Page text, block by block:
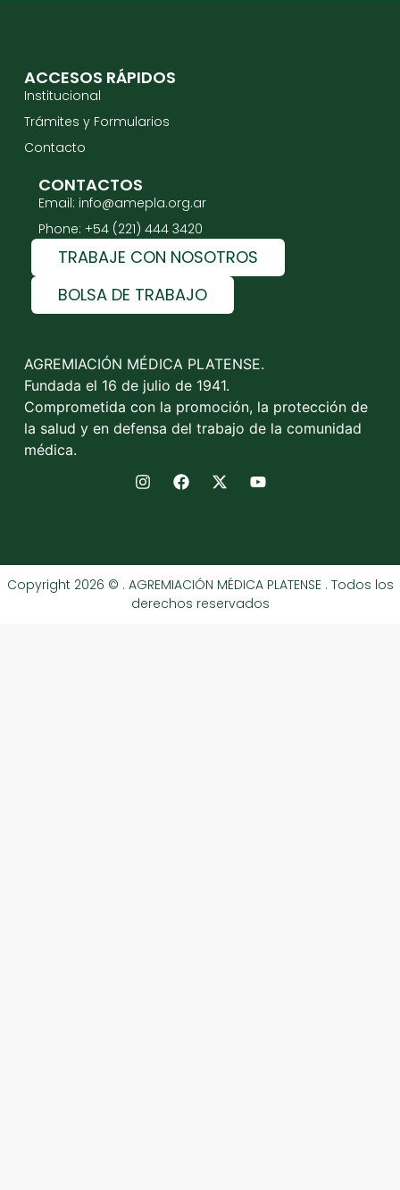
AGREMIACIÓN MÉDICA PLATENSE.
Fundada el 16 de julio de 1941.
Comprometida con la promoción, la protección de
la salud y en defensa del trabajo de la comunidad
médica.
ACCESOS RÁPIDOS
Institucional
Trámites y Formularios
Contacto
CONTACTOS
Email: info@amepla.org.ar
Phone: +54 (221) 444 3420
TRABAJE CON NOSOTROS
BOLSA DE TRABAJO
Copyright 2026 © . AGREMIACIÓN MÉDICA PLATENSE . Todos los
derechos reservados